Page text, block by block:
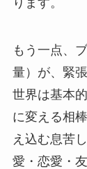
もう一点、
量）が、緊
世界は基本
に変える相
え込む息苦
愛・恋愛・